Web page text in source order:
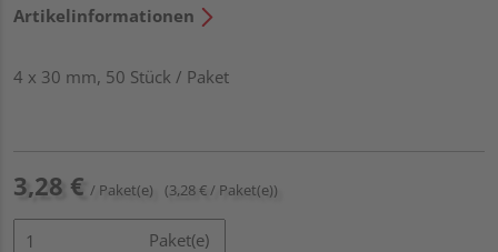
Artikelinformationen
4 x 30 mm, 50 Stück / Paket
3,28 € / Paket(e) (3,28 € / Paket(e))
Paket(e)